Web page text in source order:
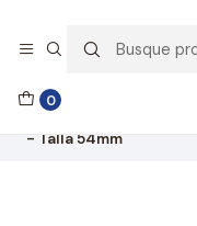
0
🚚 Envío
- Talla 54mm